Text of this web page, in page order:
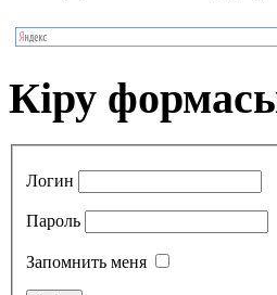
Кіру
Логин
Пароль
Запомнить меня